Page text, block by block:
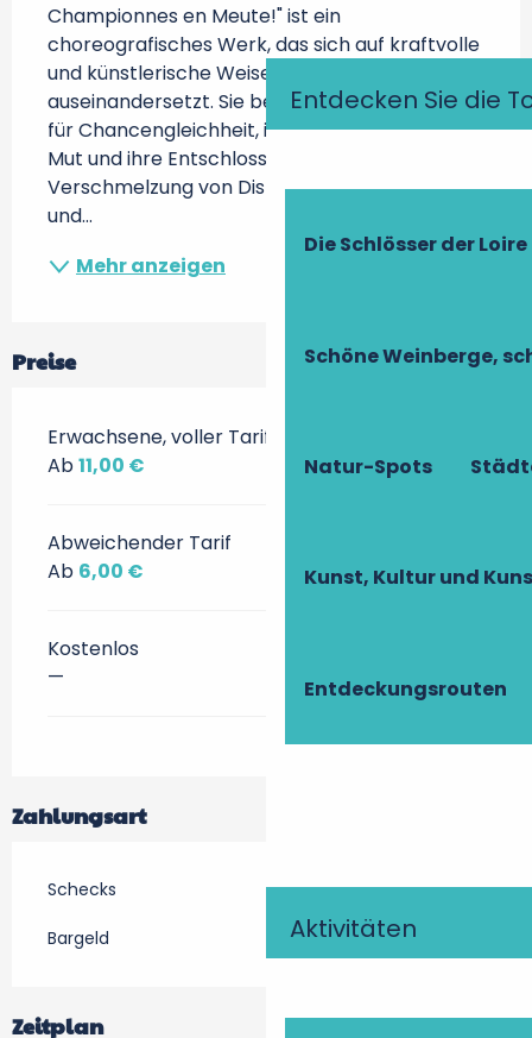
Entdecken Sie die
Die Schlösser der Loire
Schöne Weinberge,
Natur-Spots
Kunst, Kultur und
Entdeckungsrouten
Aktivitäten
Championnes en Meute!" ist ein
choreografisches Werk, das sich auf kraftvolle
und künstlerische Weise mit Frauenfragen
auseinandersetzt. Sie beleuchtet ihren Kampf
für Chancengleichheit, ihre Emotionen, ihren
Mut und ihre Entschlossenheit. Durch die
Verschmelzung von Disziplinen wie Akrobatik
und...
Mehr anzeigen
Preise
Erwachsene, voller Tarif
Ab11,00 €
Abweichender Tarif
Ab 6,00 €
Kostenlos
—
Zahlungsart
Schecks
Bargeld
Zeitplan